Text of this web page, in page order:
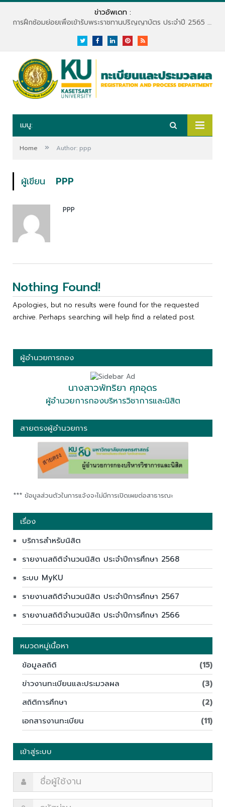
ข่าวอัพเดท :
การฝึกซ้อมย่อยเพื่อเข้ารับพระราชทานปริญญาบัตร ประจำปี 2565 (สำหรับบัณฑิตจบปี 2563)
TwitterFacebookLinkedInPinterestRSS
เมนู:
Home » Author: ppp
ผู้เขียน PPP
PPP
Nothing Found!
Apologies, but no results were found for the requested
archive. Perhaps searching will help find a related post.
ผู้อำนวยการกอง
นางสาวพัทริยา ศุภอุดร
ผู้อำนวยการกองบริหารวิชาการและนิสิต
สายตรงผู้อำนวยการ
*** ข้อมูลส่วนตัวในการแจ้งจะไม่มีการเปิดเผยต่อสาธารณะ
เรื่อง
บริการสำหรับนิสิต
รายงานสถิติจำนวนนิสิต ประจำปีการศึกษา 2568
ระบบ MyKU
รายงานสถิติจำนวนนิสิต ประจำปีการศึกษา 2567
รายงานสถิติจำนวนนิสิต ประจำปีการศึกษา 2566
หมวดหมู่เนื้อหา
ข้อมูลสถิติ
(15)
ข่าวงานทะเบียนและประมวลผล
(3)
สถิติการศึกษา
(2)
เอกสารงานทะเบียน
(11)
เข้าสู่ระบบ